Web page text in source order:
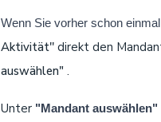
Wenn Sie vorher schon
Aktivität'' direkt den
auswählen" .
Unter "Mandant auswählen"